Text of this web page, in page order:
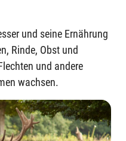
und seine Ernährung
Rinde, Obst und
und andere
wachsen.